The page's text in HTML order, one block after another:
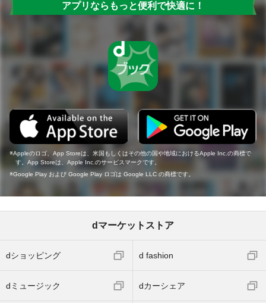
アプリならもっと便利で快適に！
Appleのロゴ、App Storeは、米国もしくはその他の国や地域におけるApple Inc.の商標で
す。App Storeは、Apple Inc.のサービスマークです。
Google Play および Google Play ロゴは Google LLC の商標です。
dマーケットストア
dショッピング d fashion
dミュージック dカーシェア